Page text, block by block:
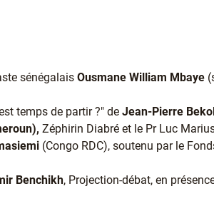
sénégalais Ousmane William Mbaye
temps de partir ?" de Jean-Pierre Bekol
Zéphirin Diabré et le Pr Luc
(Congo RDC), soutenu par le
Benchikh, Projection-débat, en